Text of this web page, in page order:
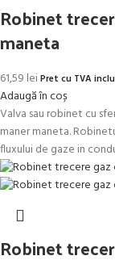
Robinet
maneta
61,59 leiPret cu TVA
Adaugă în coș
Valva sau robinet cu
maner maneta.
fluxului de gaze in
Robinet